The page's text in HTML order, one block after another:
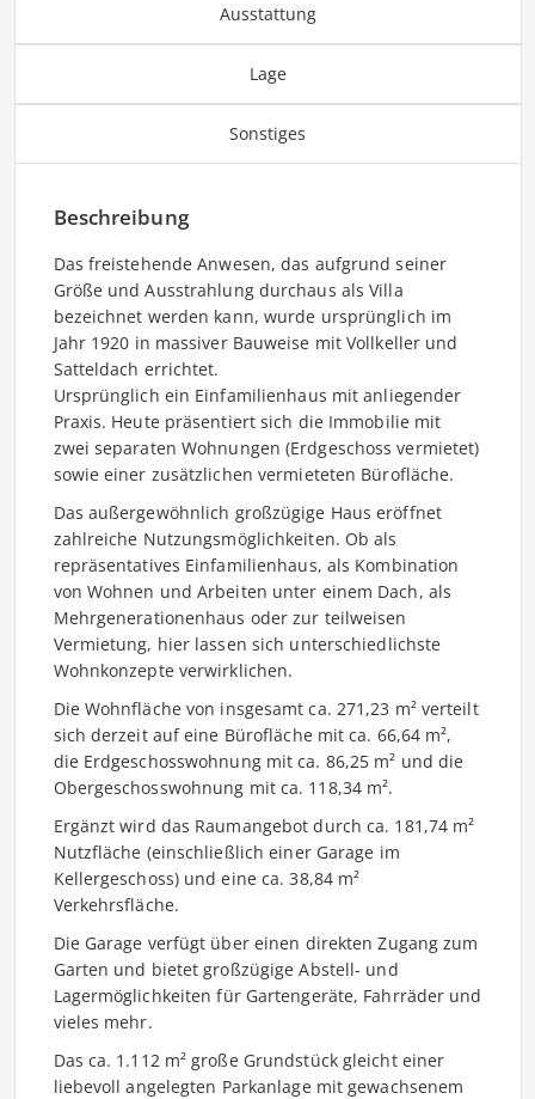
Ausstattung
Lage
Sonstiges
Beschreibung
Das freistehende Anwesen, das aufgrund seiner
Größe und Ausstrahlung durchaus als Villa
bezeichnet werden kann, wurde ursprünglich im
Jahr 1920 in massiver Bauweise mit Vollkeller und
Satteldach errichtet.
Ursprünglich ein Einfamilienhaus mit anliegender
Praxis. Heute präsentiert sich die Immobilie mit
zwei separaten Wohnungen (Erdgeschoss vermietet)
sowie einer zusätzlichen vermieteten Bürofläche.
Das außergewöhnlich großzügige Haus eröffnet
zahlreiche Nutzungsmöglichkeiten. Ob als
repräsentatives Einfamilienhaus, als Kombination
von Wohnen und Arbeiten unter einem Dach, als
Mehrgenerationenhaus oder zur teilweisen
Vermietung, hier lassen sich unterschiedlichste
Wohnkonzepte verwirklichen.
Die Wohnfläche von insgesamt ca. 271,23 m² verteilt
sich derzeit auf eine Bürofläche mit ca. 66,64 m²,
die Erdgeschosswohnung mit ca. 86,25 m² und die
Obergeschosswohnung mit ca. 118,34 m².
Ergänzt wird das Raumangebot durch ca. 181,74 m²
Nutzfläche (einschließlich einer Garage im
Kellergeschoss) und eine ca. 38,84 m²
Verkehrsfläche.
Die Garage verfügt über einen direkten Zugang zum
Garten und bietet großzügige Abstell- und
Lagermöglichkeiten für Gartengeräte, Fahrräder und
vieles mehr.
Das ca. 1.112 m² große Grundstück gleicht einer
liebevoll angelegten Parkanlage mit gewachsenem